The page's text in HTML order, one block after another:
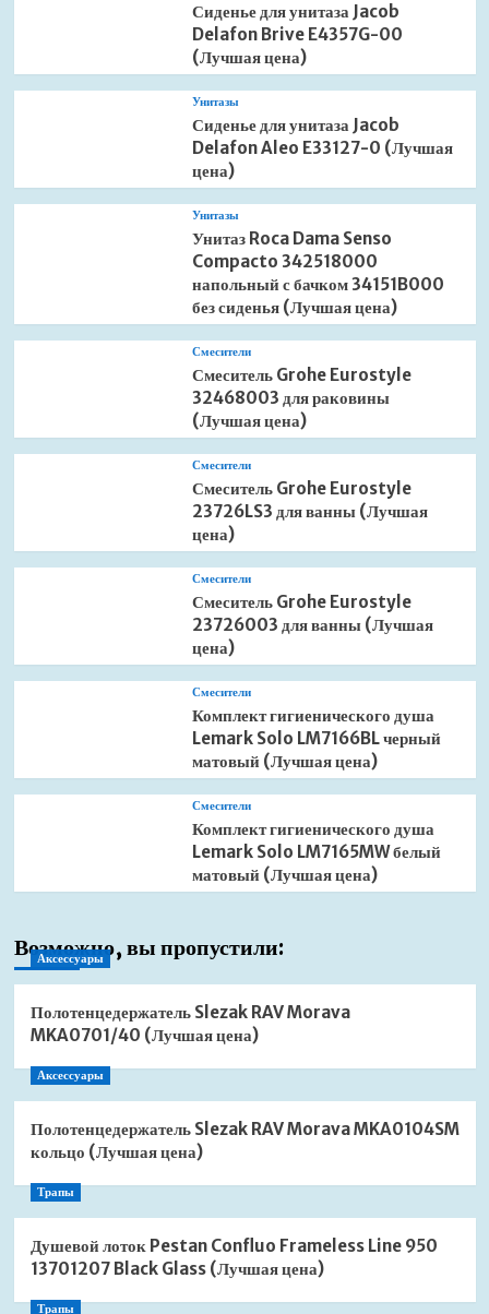
Сиденье для унитаза Jacob
Delafon Brive E4357G-00
(Лучшая цена)
Унитазы
Сиденье для унитаза Jacob
Delafon Aleo E33127-0 (Лучшая
цена)
Унитазы
Унитаз Roca Dama Senso
Compacto 342518000
напольный с бачком 34151B000
без сиденья (Лучшая цена)
Смесители
Смеситель Grohe Eurostyle
32468003 для раковины
(Лучшая цена)
Смесители
Смеситель Grohe Eurostyle
23726LS3 для ванны (Лучшая
цена)
Смесители
Смеситель Grohe Eurostyle
23726003 для ванны (Лучшая
цена)
Смесители
Комплект гигиенического душа
Lemark Solo LM7166BL черный
матовый (Лучшая цена)
Смесители
Комплект гигиенического душа
Lemark Solo LM7165MW белый
матовый (Лучшая цена)
Возможно, вы пропустили:
Аксессуары
Полотенцедержатель Slezak RAV Morava
MKA0701/40 (Лучшая цена)
Аксессуары
Полотенцедержатель Slezak RAV Morava MKA0104SM
кольцо (Лучшая цена)
Трапы
Душевой лоток Pestan Confluo Frameless Line 950
13701207 Black Glass (Лучшая цена)
Трапы